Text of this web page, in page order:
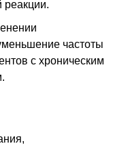
реакции.
частоты
с хроническим